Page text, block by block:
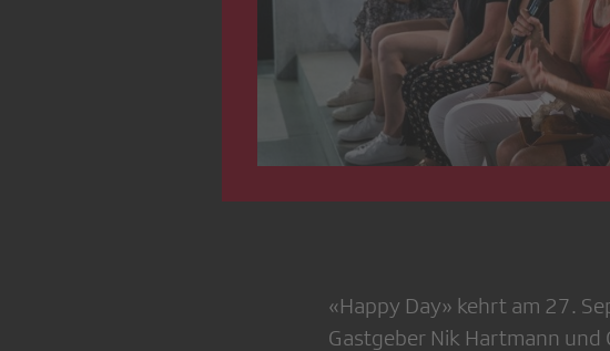
«Happy Day» kehrt am 27.
Gastgeber Nik Hartmann und